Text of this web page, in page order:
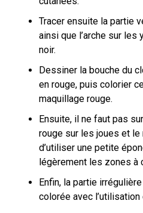
Tracer ensuite la partie
ainsi que l’arche sur les
noir.
Dessiner la bouche du
en rouge, puis colorier
maquillage rouge.
Ensuite, il ne faut pas
rouge sur les joues et
d’utiliser une petite
légèrement les zones à
Enfin, la partie
colorée avec l’utilisation